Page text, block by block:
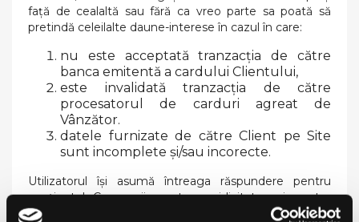
față de cealaltă sau fără ca vreo parte sa poată să
pretindă celeilalte daune-interese în cazul în care:
nu este acceptată tranzacția de către
banca emitentă a cardului Clientului,
este invalidată tranzacția de către
procesatorul de carduri agreat de
Vânzător.
datele furnizate de către Client pe Site
sunt incomplete și/sau incorecte.
Utilizatorul își asumă întreaga răspundere pentru
conținutul Comenzii, pentru veridicitatea și pentru
caracterul complet al informațiilor publicate/transmise